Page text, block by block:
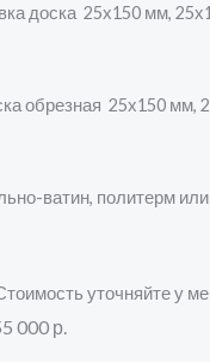
доска 25х150 мм,
обрезная 25х150 мм,
ватин, политерм
уточняйте у
000 р.